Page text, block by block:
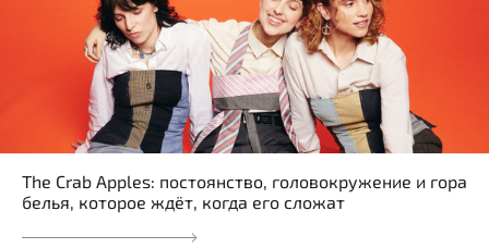
The Crab Apples: постоянство, головокружение и гора
белья, которое ждёт, когда его сложат